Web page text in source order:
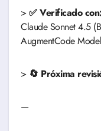
>✅ Verificado con:
Claude Sonnet 4.5
AugmentCode
> 🔄 Próxima
—